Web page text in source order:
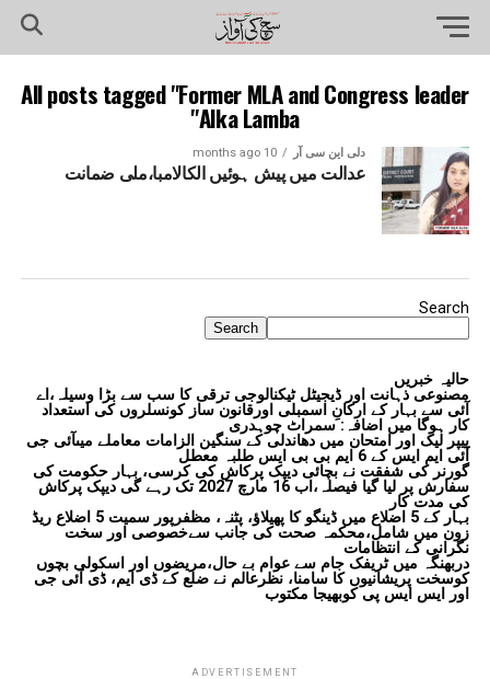
All posts tagged "Former MLA and Congress leader
Alka Lamba"
دلی این سی آر 10 months ago
عدالت میں پیش ہوئیں الکالامبا،ملی ضمانت
Search
Search
حالیہ خبریں
مصنوعی ذہانت اور ڈیجیٹل ٹیکنالوجی ترقی کا سب سے بڑا وسیلہ،اے
آئی سے بہار کے ارکانِ اسمبلی اورقانون ساز کونسلروں کی استعداد
کار ہوگا میں اضافہ: سمراٹ چوہدری
پیپر لیک اور امتحان میں دھاندلی کے سنگین الزامات معاملے میںآئی جی
آئی ایم ایس کے 6 ایم بی بی ایس طلبہ معطل
گورنر کی شفقت نے بچائی دیپک پرکاش کی کرسی، بہار حکومت کی
سفارش پر لیا گیا فیصلہ،اب 16 مارچ 2027 تک رہے گی دیپک پرکاش
کی مدت کار
بہار کے 5 اضلاع میں ڈینگو کا پھیلاؤ، پٹنہ، مظفرپور سمیت 5 اضلاع ریڈ
زون میں شامل،محکمہ صحت کی جانب سےخصوصی اور سخت
نگرانی کے انتظامات
دربھنگہ میں ٹریفک جام سے عوام بے حال،مریضوں اور اسکولی بچوں
کوسخت پریشانیوں کا سامنا، نظرعالم نے ضلع کے ڈی ایم، ڈی آئی جی
اور ایس ایس پی کوبھیجا مکتوب
ADVERTISEMENT